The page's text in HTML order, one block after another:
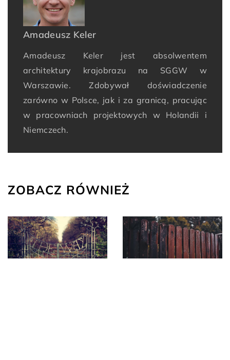
Amadeusz Keler
Amadeusz Keler jest absolwentem
architektury krajobrazu na SGGW w
Warszawie. Zdobywał doświadczenie
zarówno w Polsce, jak i za granicą, pracując
w pracowniach projektowych w Holandii i
Niemczech.
ZOBACZ RÓWNIEŻ